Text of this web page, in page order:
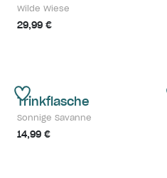
Wilde Wiese
29,99 €
Trinkflasche
Sonnige Savanne
14,99 €